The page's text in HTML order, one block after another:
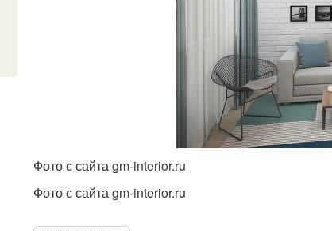
Фото с сайта gm-interior.ru
Фото с сайта gm-interior.ru